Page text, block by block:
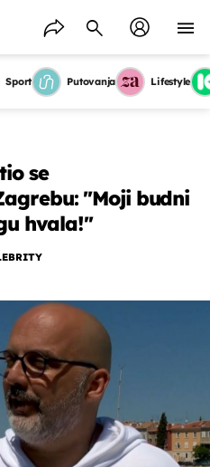
Sport Putovanja Lifestyle
se
''Moji budni
hvala!''